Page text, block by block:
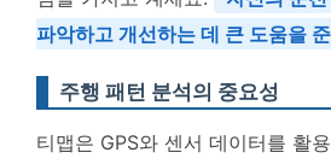
파악하고 개선하는 데 큰 도움을
주행 패턴 분석의 중요성
티맵은 GPS와 센서 데이터를 활